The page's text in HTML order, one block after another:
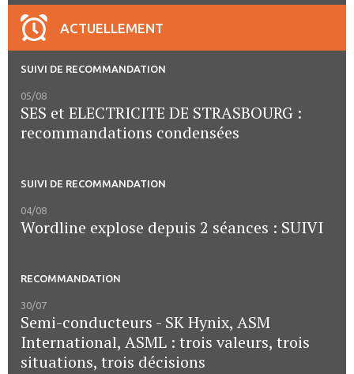
ACTUELLEMENT
SUIVI DE RECOMMANDATION
05/08
SES et ELECTRICITE DE STRASBOURG :
recommandations condensées
SUIVI DE RECOMMANDATION
04/08
Wordline explose depuis 2 séances : SUIVI
RECOMMANDATION
30/07
Semi-conducteurs - SK Hynix, ASM
International, ASML : trois valeurs, trois
situations, trois décisions